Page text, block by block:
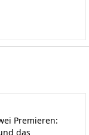
Premieren:
das